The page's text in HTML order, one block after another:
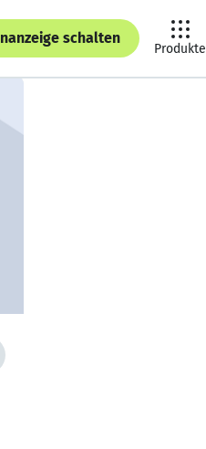
schalten
Produkte